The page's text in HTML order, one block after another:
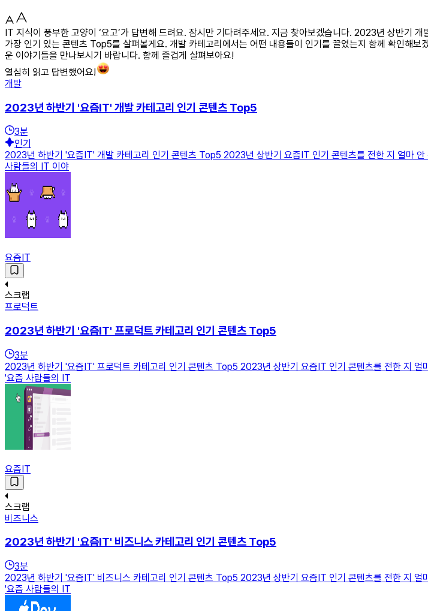
IT 지식이 풍부한 고양이 ‘요고’가 답변해 드려요. 잠시만 기다려주세요. 지금 찾아보겠습니다. 2023년 상반기
가장 인기 있는 콘텐츠 Top5를 살펴볼게요. 개발 카테고리에서는 어떤 내용들이 인기를 끌었는지 함께 확인해
운 이야기들을 만나보시기 바랍니다. 함께 즐겁게 살펴보아요!
열심히 읽고 답변했어요!
개발
2023년 하반기 '요즘IT' 개발 카테고리 인기 콘텐츠 Top5
3분
인기
2023년 하반기 '요즘IT' 개발 카테고리 인기 콘텐츠 Top5 2023년 상반기 요즘IT 인기 콘텐츠를 전한 지 얼마
사람들의 IT 이야
요즘IT
스크랩
프로덕트
2023년 하반기 '요즘IT' 프로덕트 카테고리 인기 콘텐츠 Top5
3분
2023년 하반기 '요즘IT' 프로덕트 카테고리 인기 콘텐츠 Top5 2023년 상반기 요즘IT 인기 콘텐츠를 전한 지
'요즘 사람들의 IT
요즘IT
스크랩
비즈니스
2023년 하반기 '요즘IT' 비즈니스 카테고리 인기 콘텐츠 Top5
3분
2023년 하반기 '요즘IT' 비즈니스 카테고리 인기 콘텐츠 Top5 2023년 상반기 요즘IT 인기 콘텐츠를 전한 지
'요즘 사람들의 IT